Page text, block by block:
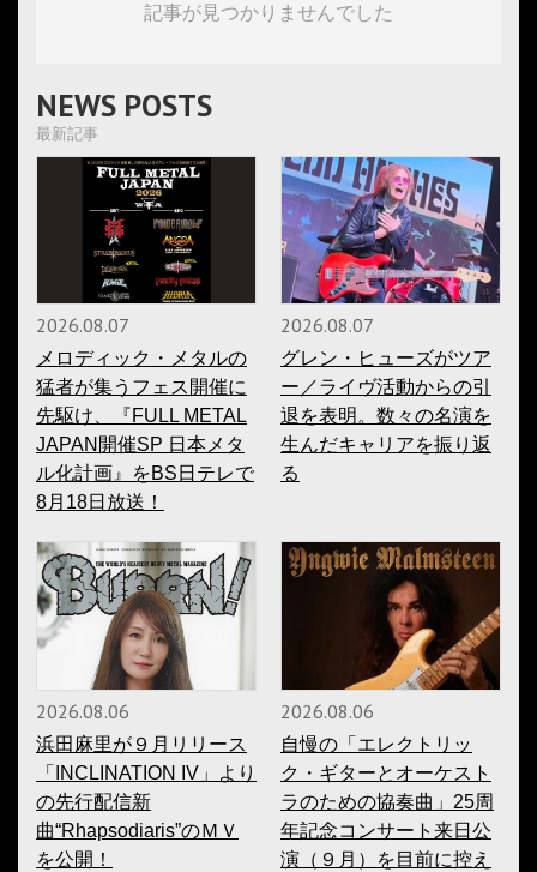
記事が見つかりませんでした
NEWS POSTS
最新記事
2026.08.07
メロディック・メタルの
猛者が集うフェス開催に
先駆け、『FULL METAL
JAPAN開催SP 日本メタ
ル化計画』をBS日テレで
8月18日放送！
2026.08.07
グレン・ヒューズがツア
ー／ライヴ活動からの引
退を表明。数々の名演を
生んだキャリアを振り返
る
2026.08.06
浜田麻里が９月リリース
「INCLINATION IV」より
の先行配信新
曲“Rhapsodiaris”のＭＶ
を公開！
2026.08.06
自慢の「エレクトリッ
ク・ギターとオーケスト
ラのための協奏曲」25周
年記念コンサート来日公
演（９月）を目前に控え